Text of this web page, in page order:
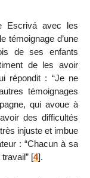
Escrivá avec les
témoignage d’une
de ses enfants
de les avoir
répondit : “Je ne
témoignages
qui avoue à
des difficultés
injuste et imbue
: “Chacun à sa
[4].